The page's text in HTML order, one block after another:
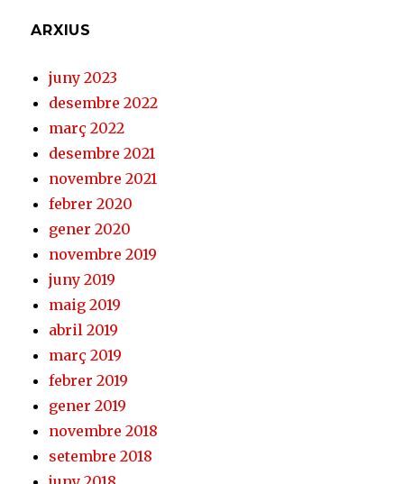
ARXIUS
juny 2023
desembre 2022
març 2022
desembre 2021
novembre 2021
febrer 2020
gener 2020
novembre 2019
juny 2019
maig 2019
abril 2019
març 2019
febrer 2019
gener 2019
novembre 2018
setembre 2018